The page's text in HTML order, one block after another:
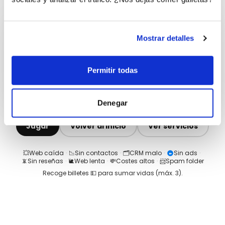
Mostrar detalles
Permitir todas
Denegar
Jugar Volver al inicio Ver servicios
💥Web caída · 📉Sin contactos · 🗂️CRM malo · Sin ads ·
📵Sin reseñas · 🐌Web lenta · 💸Costes altos · 📨Spam folder
Recoge billetes 💵 para sumar vidas (máx. 3).